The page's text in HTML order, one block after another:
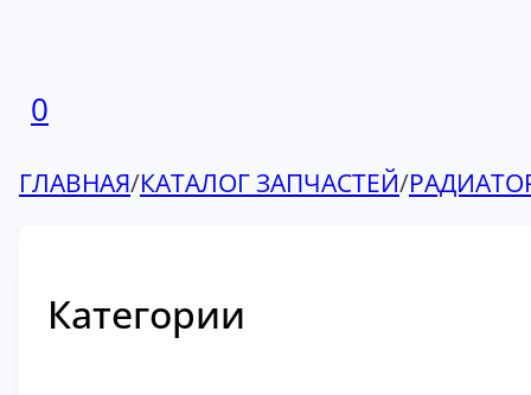
0
ГЛАВНАЯ/КАТАЛОГ ЗАПЧАСТЕЙ/
Категории